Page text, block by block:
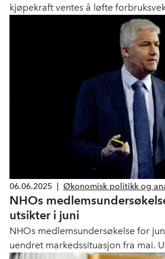
kjøpekraft ventes å løfte
offentlig pengebruk og økte
støtter opp under veksten. De neste
aktivitetsveksten i
06.06.2025 Økonomisk politikk og
NHOs
utsikter i juni
NHOs medlemsundersøkelse for
uendret markedssituasjon fra mai.